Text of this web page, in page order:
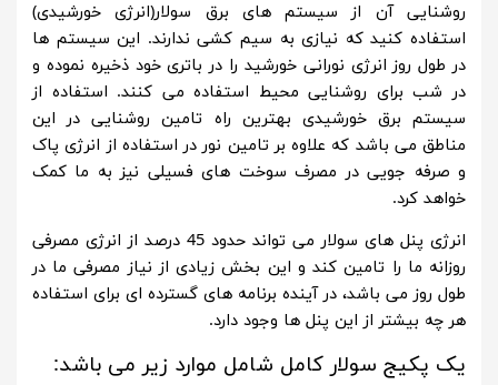
روشنایی آن از سیستم های برق سولار(انرژی خورشیدی)
استفاده کنید که نیازی به سیم کشی ندارند. این سیستم ها
در طول روز انرژی نورانی خورشید را در باتری خود ذخیره نموده و
در شب برای روشنایی محیط استفاده می کنند. استفاده از
سیستم برق خورشیدی بهترین راه تامین روشنایی در این
مناطق می باشد که علاوه بر تامین نور در استفاده از انرژی پاک
و صرفه جویی در مصرف سوخت های فسیلی نیز به ما کمک
خواهد کرد.
انرژی پنل های سولار می تواند حدود 45 درصد از انرژی مصرفی
روزانه ما را تامین کند و این بخش زیادی از نیاز مصرفی ما در
طول روز می باشد، در آینده برنامه های گسترده ای برای استفاده
هر چه بیشتر از این پنل ها وجود دارد.
یک پکیج سولار کامل شامل موارد زیر می باشد: